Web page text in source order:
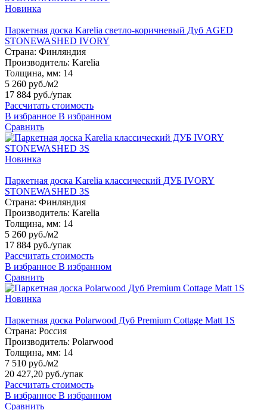
Новинка
Паркетная доска Karelia светло-коричневый Дуб AGED
STONEWASHED IVORY
Страна: Финляндия
Производитель: Karelia
Толщина, мм: 14
5 260 руб./м2
17 884 руб./упак
Рассчитать стоимость
В избранное В избранном
Сравнить
Новинка
Паркетная доска Karelia классический ДУБ IVORY
STONEWASHED 3S
Страна: Финляндия
Производитель: Karelia
Толщина, мм: 14
5 260 руб./м2
17 884 руб./упак
Рассчитать стоимость
В избранное В избранном
Сравнить
Новинка
Паркетная доска Polarwood Дуб Premium Cottage Matt 1S
Страна: Россия
Производитель: Polarwood
Толщина, мм: 14
7 510 руб./м2
20 427,20 руб./упак
Рассчитать стоимость
В избранное В избранном
Сравнить